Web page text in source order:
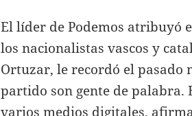
El líder de Podemos atribuyó
los nacionalistas vascos y
Ortuzar, le recordó el pasado
partido son gente de palabra.
varios medios digitales,